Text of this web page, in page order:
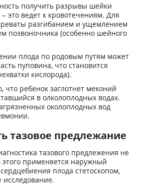
получить разрывы шейки
это ведет к кровотечениям. Для
разгибанием и ущемлением
позвоночника (особенно шейного
плода по родовым путям может
пуповина, что становится
кислорода).
что ребенок заглотнет меконий
в олколоплодных водах.
околоплодных вод
тазовое предлежание
тазового предлежения не
этого применяется наружный
плода стетоскопом,